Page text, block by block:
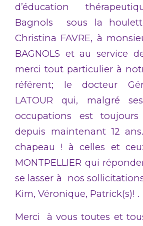
d’éducation
Bagnols sous la
Christina FAVRE, à
BAGNOLS et au service
merci tout particulier à
référent; le docteur
LATOUR qui, malgré
occupations est
depuis maintenant 12
chapeau ! à celles et
MONTPELLIER qui
se lasser à nos
Kim, Véronique, Patrick(s)! .
Merci à vous toutes et